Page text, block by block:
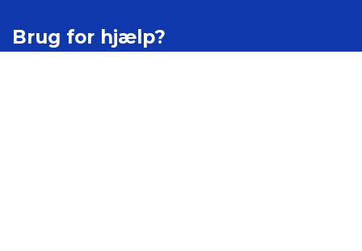
Brug for hjælp?